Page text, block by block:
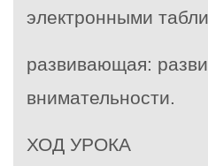
электронными
развивающая:
внимательности.
ХОД УРОКА